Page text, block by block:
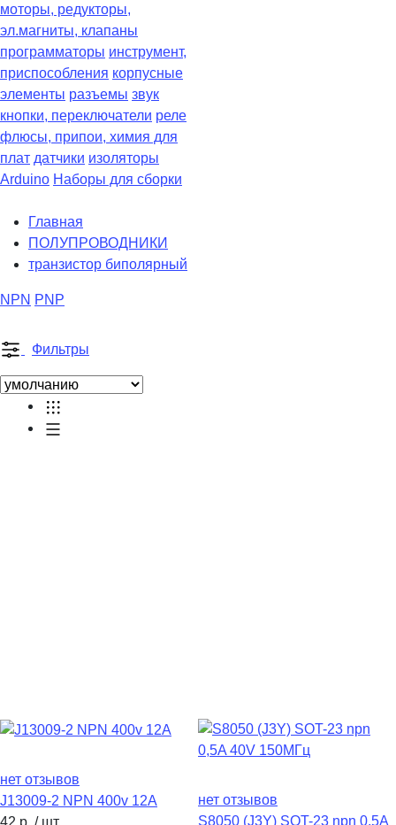
моторы, редукторы,
эл.магниты, клапаны
программаторы инструмент,
приспособления корпусные
элементы разъемы звук
кнопки, переключатели реле
флюсы, припои, химия для
плат датчики изоляторы
Arduino Наборы для сборки
Главная
ПОЛУПРОВОДНИКИ
транзистор биполярный
NPN PNP
Фильтры
нет отзывов
J13009-2 NPN 400v 12A
42 р. / шт.
нет отзывов
S8050 (J3Y) SOT-23 npn 0,5A